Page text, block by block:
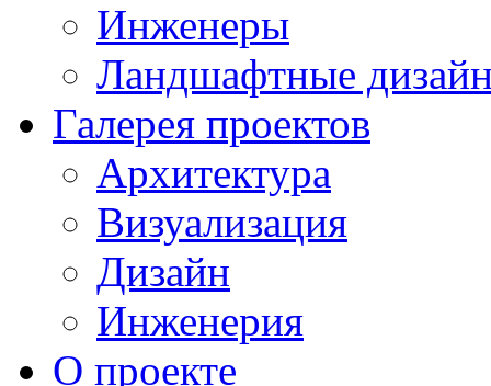
Инженеры
Ландшафтные
Галерея проектов
Архитектура
Визуализация
Дизайн
Инженерия
О проекте